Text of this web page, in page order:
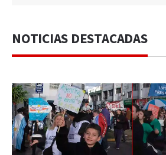
NOTICIAS DESTACADAS